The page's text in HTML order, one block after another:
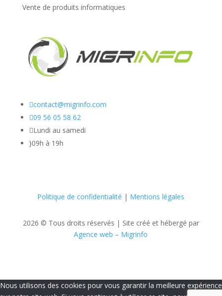
Vente de produits informatiques
contact@migrinfo.com
09 56 05 58 62
Lundi au samedi
}09h à 19h
Politique de confidentialité | Mentions légales
2026 © Tous droits réservés | Site créé et hébergé par
Agence web – Migrinfo
Nous utilisons des cookies pour vous garantir la meilleure expérience